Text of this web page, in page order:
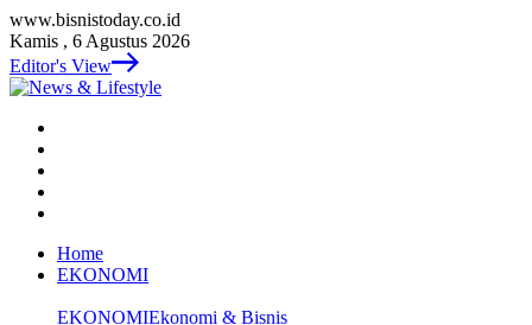
www.bisnistoday.co.id
Kamis , 6 Agustus 2026
Editor's View
Home
EKONOMI
EKONOMIEkonomi & Bisnis